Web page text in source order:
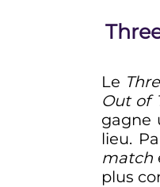
Le
Out of
gagne
lieu.
match
plus